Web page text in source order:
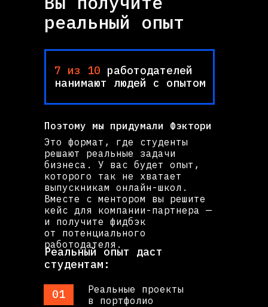
01
7 из 10 работодателей
нанимают людей с опытом
реальный опыт
Это формат, где студенты
решают реальные задачи
бизнеса. У вас будет опыт,
которого так не хватает
выпускникам онлайн-школ.
Вместе с ментором вы решите
кейс для компании-партнера —
и получите фидбэк
от потенциального
работодателя.
Реальный опыт даст
студентам:
Реальные проекты
в портфолио
Поэтому мы придумали Фэктори